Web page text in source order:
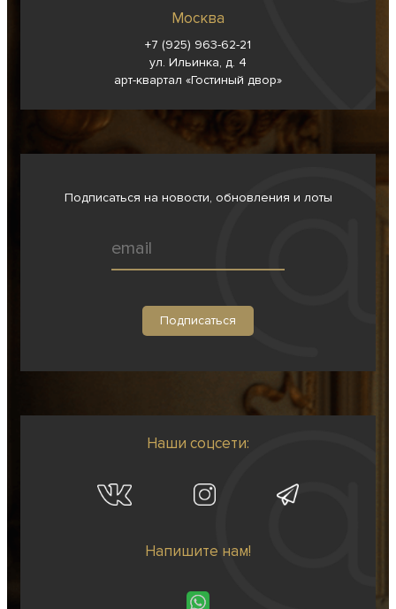
Москва
+7 (925) 963-62-21
ул. Ильинка, д. 4
арт-квартал «Гостиный двор»
Подписаться на новости, обновления и лоты
Наши соцсети:
Напишите нам!